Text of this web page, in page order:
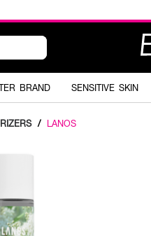
BRAND SENSITIVE SKIN
/ LANOS